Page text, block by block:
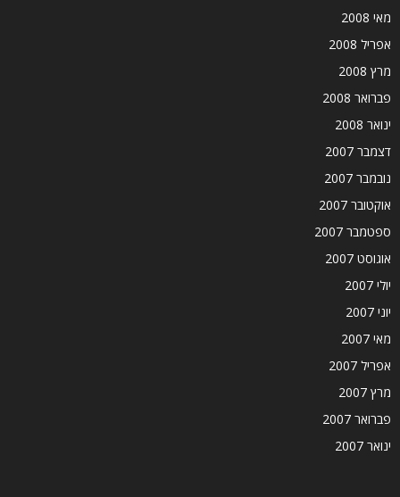
מאי 2008
אפריל 2008
מרץ 2008
פברואר 2008
ינואר 2008
דצמבר 2007
נובמבר 2007
אוקטובר 2007
ספטמבר 2007
אוגוסט 2007
יולי 2007
יוני 2007
מאי 2007
אפריל 2007
מרץ 2007
פברואר 2007
ינואר 2007